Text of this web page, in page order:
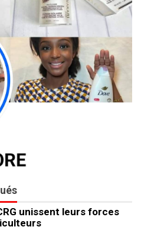
unissent leurs forces